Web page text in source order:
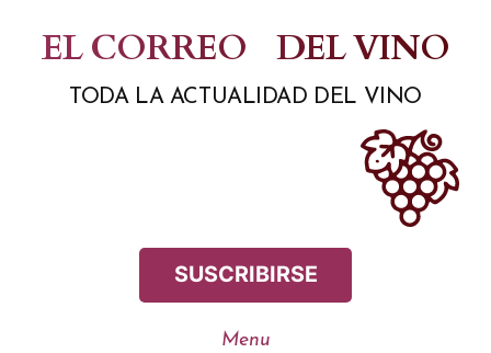
contenido
EL CORREO DEL VINO
TODA LA ACTUALIDAD DEL VINO
SUSCRIBIRSE